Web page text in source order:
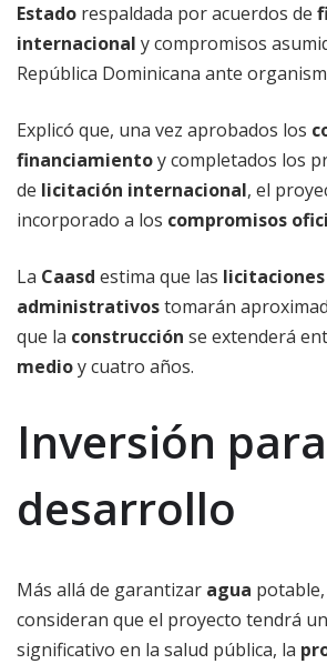
Estado respaldada por acuerdos de
internacional y compromisos
República Dominicana ante
Explicó que, una vez aprobados los
financiamientoy completados los
de licitación internacional, el
incorporado a los compromisos
La Caasd estima que las licitaciones
administrativostomarán
que la construcción se extenderá
medioy cuatro años.
Inversión
desarrollo
Más allá de garantizar agua
consideran que el proyecto tendrá
significativo en la salud pública, la